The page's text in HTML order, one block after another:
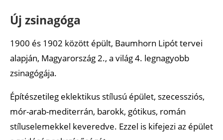
Új zsinagóga
1900 és 1902 között épült, Baumhorn Lipót tervei
alapján, Magyarország 2., a világ 4. legnagyobb
zsinagógája.
Építészetileg eklektikus stílusú épület, szecessziós,
mór-arab-mediterrán, barokk, gótikus, román
stíluselemekkel keveredve. Ezzel is kifejezi az épület